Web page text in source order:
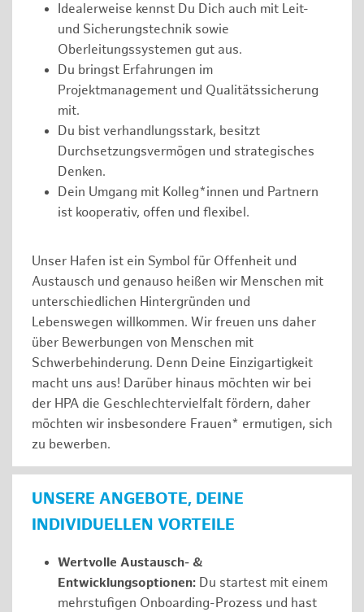
Idealerweise kennst Du Dich auch mit Leit-
und Sicherungstechnik sowie
Oberleitungssystemen gut aus.
Du bringst Erfahrungen im
Projektmanagement und Qualitätssicherung
mit.
Du bist verhandlungsstark, besitzt
Durchsetzungsvermögen und strategisches
Denken.
Dein Umgang mit Kolleg*innen und Partnern
ist kooperativ, offen und flexibel.
Unser Hafen ist ein Symbol für Offenheit und
Austausch und genauso heißen wir Menschen mit
unterschiedlichen Hintergründen und
Lebenswegen willkommen. Wir freuen uns daher
über Bewerbungen von Menschen mit
Schwerbehinderung. Denn Deine Einzigartigkeit
macht uns aus! Darüber hinaus möchten wir bei
der HPA die Geschlechtervielfalt fördern, daher
möchten wir insbesondere Frauen* ermutigen, sich
zu bewerben.
UNSERE ANGEBOTE, DEINE
INDIVIDUELLEN VORTEILE
Wertvolle Austausch- &
Entwicklungsoptionen: Du startest mit einem
mehrstufigen Onboarding-Prozess und hast